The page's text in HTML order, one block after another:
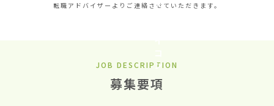
転職アドバイザーよりご連絡させていただきます。
JOB DESCRIPTION
募集要項